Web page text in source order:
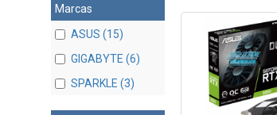
Marcas
ASUS (15)
GIGABYTE (6)
SPARKLE (3)